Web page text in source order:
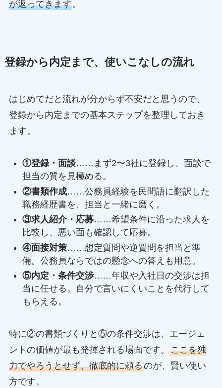
が返ってきます。
登録から内定まで、使いこなしの流れ
はじめてだと流れが分からず不安だと思うので、
登録から内定までの基本ステップを整理しておき
ます。
①登録・面談……まず2〜3社に登録し、面談で
担当の質を見極める。
②書類作成……公務員経験を民間語に翻訳した
職務経歴書を、担当と一緒に磨く。
③求人紹介・応募……希望条件に沿った求人を
比較し、悪い面も確認して応募。
④面接対策……想定質問や逆質問を担当と準
備。公務員ならではの懸念への答えも用意。
⑤内定・条件交渉……年収や入社日の交渉は担
当に任せる。自分で言いにくいことを代行して
もらえる。
特に②の書類づくりと⑤の条件交渉は、エージェ
ントの価値が最も発揮される場面です。 ここを独
力でやろうとせず、徹底的に頼るのが、賢い使い
方です。